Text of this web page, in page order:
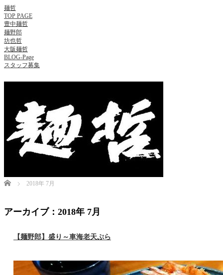
麺哲
TOP PAGE
豊中麺哲
麺野郎
坊也哲
大阪麺哲
BLOG-Page
スタッフ募集
Home 2018年 7月
アーカイブ：2018年 7月
【麺野郎】盛り～車海老天ぷら